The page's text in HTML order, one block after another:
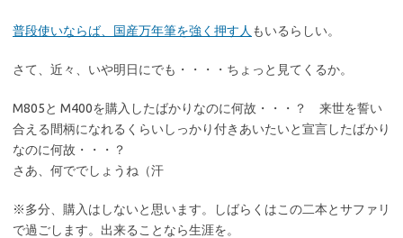
普段使いならば、国産万年筆を強く押す人 もいるらしい。
さて、近々、いや明日にでも・・・・ちょっと見てくるか。
M805と M400を購入したばかりなのに何故・・・？ 来世を誓い
合える間柄になれるくらいしっかり付きあいたいと宣言したばかり
なのに何故・・・？
さあ、何ででしょうね（汗
※多分、購入はしないと思います。しばらくはこの二本とサファリ
で過ごします。出来ることなら生涯を。